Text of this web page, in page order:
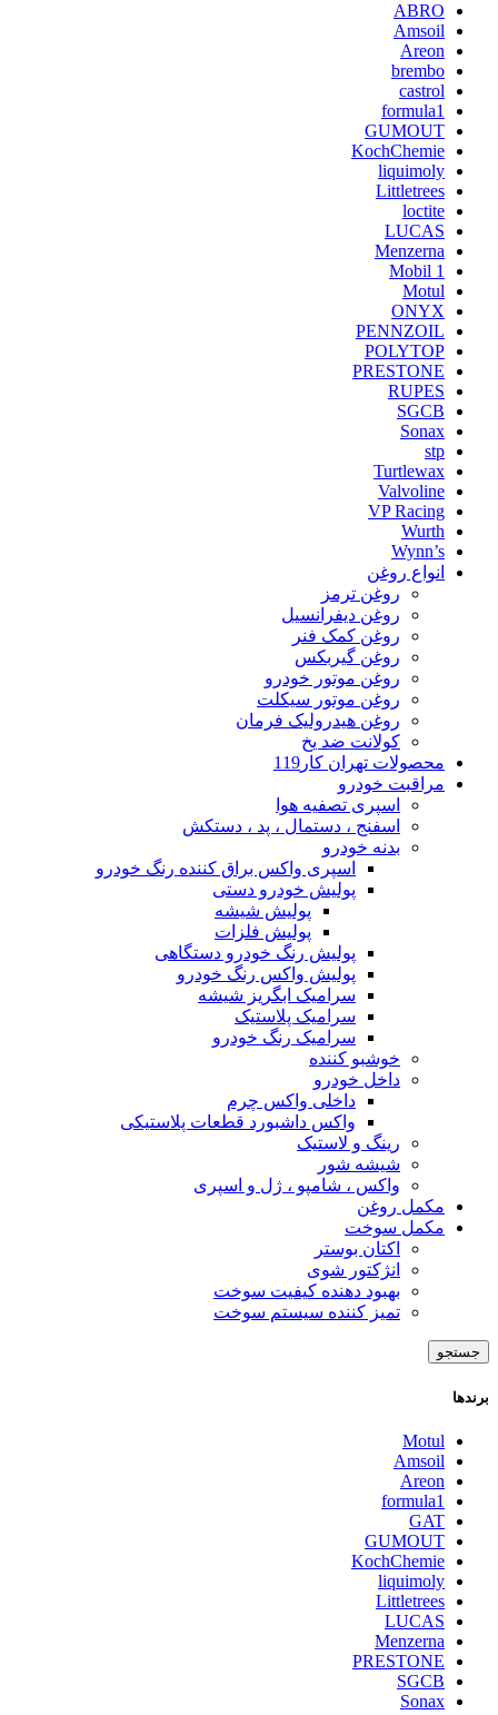
ABRO
Amsoil
Areon
brembo
castrol
formula1
GUMOUT
KochChemie
liquimoly
Littletrees
loctite
LUCAS
Menzerna
Mobil 1
Motul
ONYX
PENNZOIL
POLYTOP
PRESTONE
RUPES
SGCB
Sonax
stp
Turtlewax
Valvoline
VP Racing
Wurth
Wynn’s
انواع روغن
روغن ترمز
روغن دیفرانسیل
روغن کمک فنر
روغن گیربکس
روغن موتور خودرو
روغن موتور سیکلت
روغن هیدرولیک فرمان
کولانت ضد یخ
محصولات تهران کار119
مراقبت خودرو
اسپری تصفیه هوا
اسفنج ، دستمال ، پد ، دستکش
بدنه خودرو
اسپری واکس براق کننده رنگ خودرو
پولیش خودرو دستی
پولیش شیشه
پولیش فلزات
پولیش رنگ خودرو دستگاهی
پولیش واکس رنگ خودرو
سرامیک ابگریز شیشه
سرامیک پلاستیک
سرامیک رنگ خودرو
خوشبو کننده
داخل خودرو
داخلی واکس چرم
واکس داشبورد قطعات پلاستیکی
رینگ و لاستیک
شیشه شور
واکس ، شامپو ، ژل و اسپری
مکمل روغن
مکمل سوخت
اکتان بوستر
انژکتور شوی
بهبود دهنده کیفیت سوخت
تمیز کننده سیستم سوخت
جستجو
برندها
Motul
Amsoil
Areon
formula1
GAT
GUMOUT
KochChemie
liquimoly
Littletrees
LUCAS
Menzerna
PRESTONE
SGCB
Sonax